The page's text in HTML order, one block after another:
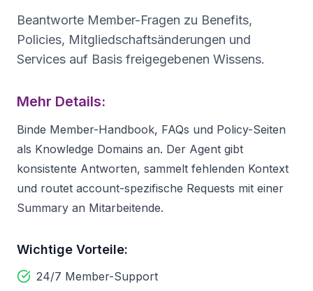
Beantworte Member-Fragen zu Benefits,
Policies, Mitgliedschaftsänderungen und
Services auf Basis freigegebenen Wissens.
Mehr Details:
Binde Member-Handbook, FAQs und Policy-Seiten
als Knowledge Domains an. Der Agent gibt
konsistente Antworten, sammelt fehlenden Kontext
und routet account-spezifische Requests mit einer
Summary an Mitarbeitende.
Wichtige Vorteile:
24/7 Member-Support